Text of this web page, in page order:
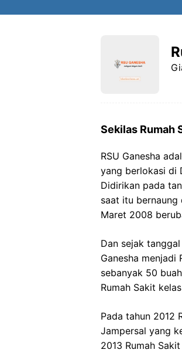
Sekilas Rumah
RSU Ganesha
yang berlokasi di
Didirikan pada
saat itu bernaung
Maret 2008
Dan sejak
Ganesha menjadi
sebanyak 50
Rumah Sakit
Pada tahun 2012
Jampersal yang
2013 Rumah